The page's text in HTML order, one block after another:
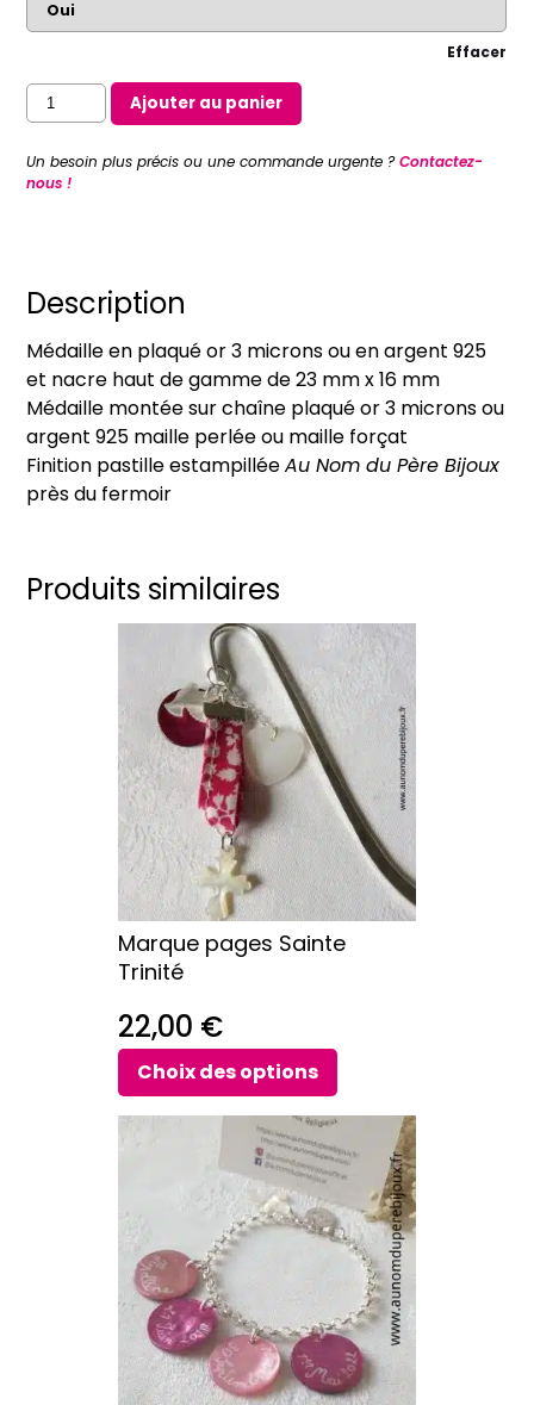
Effacer
quantité
de
Collier
médaille
sertie
plaqué
or
ou
argent
massif
Ajouter au panier
Un besoin plus précis ou une commande urgente ?Contactez-
nous !
Description
Médaille en plaqué or 3 microns ou en argent 925
et nacre haut de gamme de 23 mm x 16 mm
Médaille montée sur chaîne plaqué or 3 microns ou
argent 925 maille perlée ou maille forçat
Finition pastille estampilléeAu Nom du Père Bijoux
près du fermoir
Produits similaires
Marque pages Sainte
Trinité
22,00 €
Choix des options
plusieurs
variations.
Les
options
peuvent
être
choisies
sur
la
page
du
produit
plusieurs
variations.
Les
options
peuvent
être
choisies